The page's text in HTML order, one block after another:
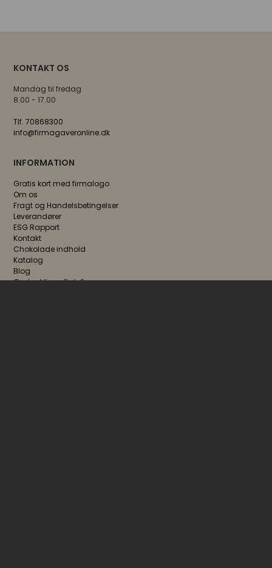
KONTAKT OS
Mandag til fredag
8.00 - 17.00
Tlf. 70868300
info@firmagaveronline.dk
INFORMATION
Gratis kort med firmalogo
Om os
Fragt og Handelsbetingelser
Leverandører
ESG Rapport
Kontakt
Chokolade indhold
Katalog
Blog
Ønsker I firmaftale?